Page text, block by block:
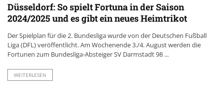
Düsseldorf: So spielt Fortuna in der Saison
2024/2025 und es gibt ein neues Heimtrikot
Der Spielplan für die 2. Bundesliga wurde von der Deutschen Fußball
Liga (DFL) veröffentlicht. Am Wochenende 3./4. August werden die
Fortunen zum Bundesliga-Absteiger SV Darmstadt 98 ...
WEITERLESEN